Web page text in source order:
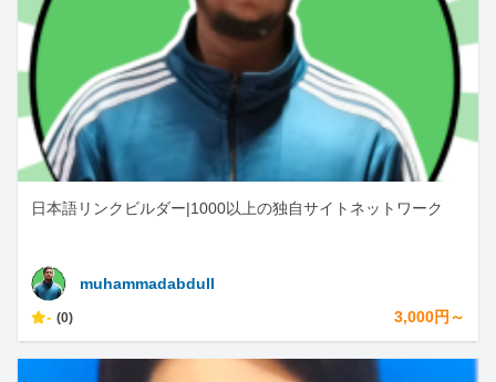
日本語リンクビルダー|1000以上の独自サイトネットワーク
muhammadabdull
- (0) 3,000円～